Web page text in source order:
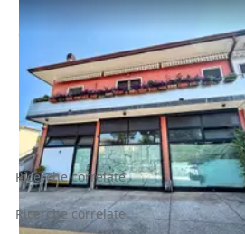
Asta Laboratorio al piano terra
Zevio (Verona)
120.180 €
29/09/2026
Ricerche correlate
Ricerche correlate